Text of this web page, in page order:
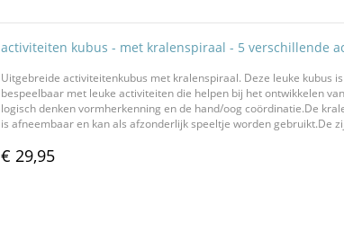
activiteiten kubus - met kralenspiraal - 5 verschillende
Uitgebreide activiteitenkubus met kralenspiraal. Deze leuke kubus
bespeelbaar met leuke activiteiten die helpen bij het ontwikkelen
logisch denken vormherkenning en de hand/oog coördinatie.De
is afneembaar en kan als afzonderlijk speeltje worden gebruikt.De
€ 29,95